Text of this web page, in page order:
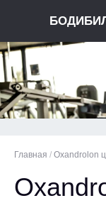
Главная / Oxandrolon